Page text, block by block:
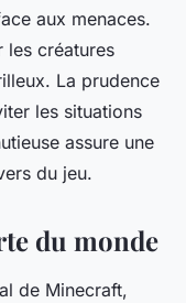
aux menaces.
les créatures
La prudence
les situations
assure une
du jeu.
du monde
de Minecraft,